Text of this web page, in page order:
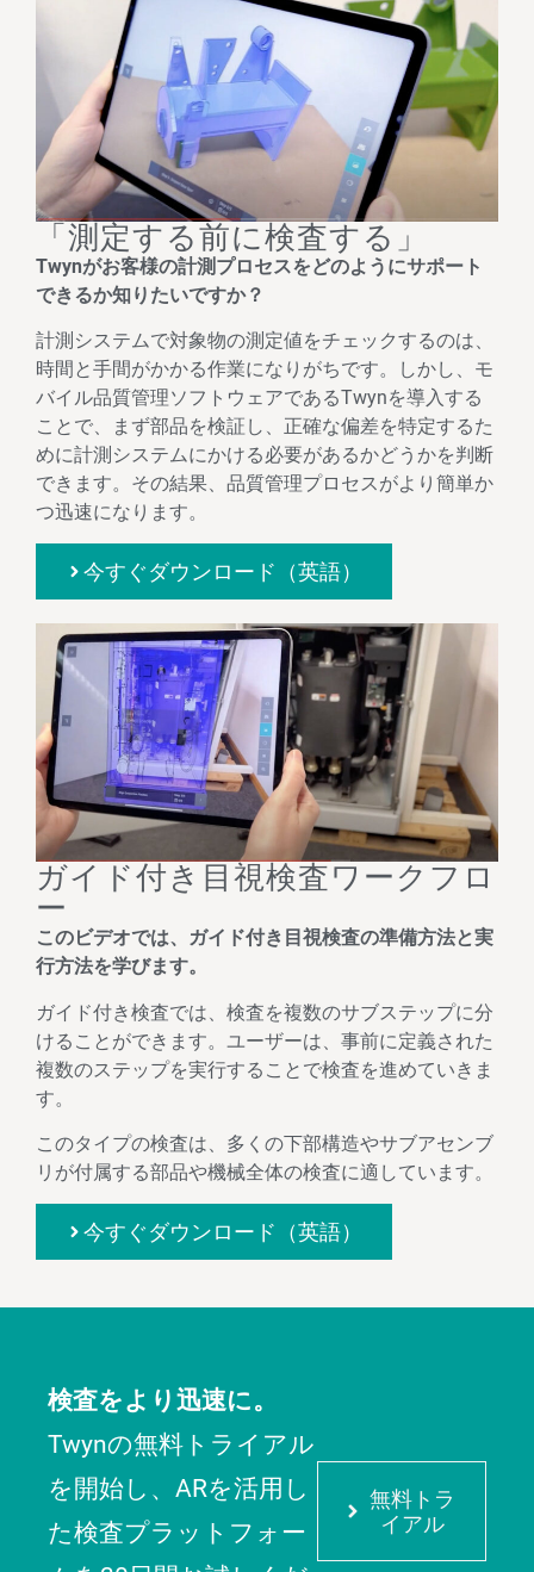
「測定する前に検査する」
Twynがお客様の計測プロセスをどのようにサポート
できるか知りたいですか？
計測システムで対象物の測定値をチェックするのは、
時間と手間がかかる作業になりがちです。しかし、モ
バイル品質管理ソフトウェアであるTwynを導入する
ことで、まず部品を検証し、正確な偏差を特定するた
めに計測システムにかける必要があるかどうかを判断
できます。その結果、品質管理プロセスがより簡単か
つ迅速になります。
今すぐダウンロード（英語）
ガイド付き目視検査ワークフロ
ー
このビデオでは、ガイド付き目視検査の準備方法と実
行方法を学びます。
ガイド付き検査では、検査を複数のサブステップに分
けることができます。ユーザーは、事前に定義された
複数のステップを実行することで検査を進めていきま
す。
このタイプの検査は、多くの下部構造やサブアセンブ
リが付属する部品や機械全体の検査に適しています。
今すぐダウンロード（英語）
検査をより迅速に。
Twynの無料トライアル
を開始し、ARを活用し
た検査プラットフォー
無料トラ
イアル